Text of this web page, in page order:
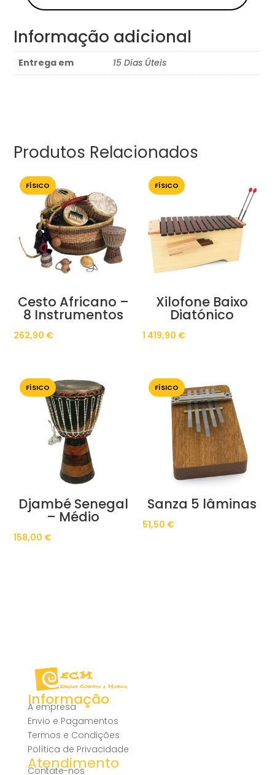
Informação adicional
Entrega em 15 Dias Úteis
Produtos Relacionados
FÍSICO
Cesto Africano –
8 Instrumentos
262,90 €
FÍSICO
Xilofone Baixo
Diatónico
1 419,90 €
FÍSICO
Djambé Senegal
– Médio
158,00 €
FÍSICO
Sanza 5 lâminas
51,50 €
Informação
A empresa
Envio e Pagamentos
Termos e Condições
Política de Privacidade
Atendimento
Contate-nos